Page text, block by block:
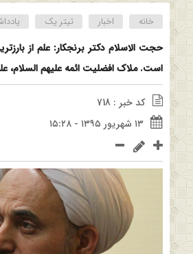
خانه اخبار تیتر یک
حجت الاسلام دکتر برنجکار: علم از
است. ملاک افضلیت ائمه علیهم السلام،
کد خبر : 718
۱۳ شهریور ۱۳۹۵ - ۱۵:۲۸